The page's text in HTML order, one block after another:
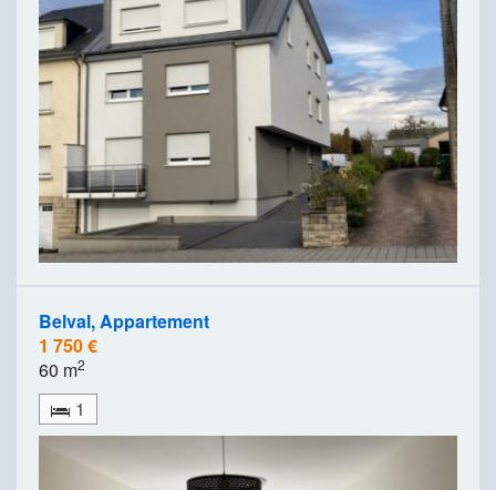
Belval, Appartement
1 750 €
60 m2
1